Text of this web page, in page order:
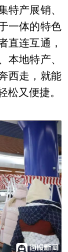
特产展销、
一体的特色
直连互通，
本地特产、
西走，就能
松又便捷。